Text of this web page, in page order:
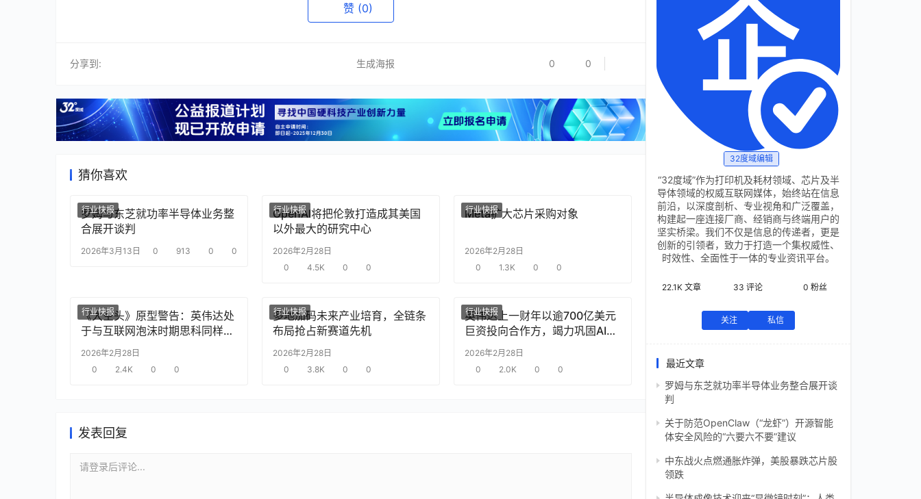
赞 (0)
分享到: 生成海报 0 0
猜你喜欢
行业快报
罗姆与东芝就功率半导体业务整
合展开谈判
2026年3月13日 0 913 0 0
行业快报
OpenAI将把伦敦打造成其美国
以外最大的研究中心
2026年2月28日
0
4.5K 0 0
行业快报
Meta扩大芯片采购对象
2026年2月28日
0
1.3K 0 0
行业快报
《大空头》原型警告：英伟达处
于与互联网泡沫时期思科同样的
“危险境地”
2026年2月28日
0
2.4K 0 0
行业快报
多地加码未来产业培育，全链条
布局抢占新赛道先机
2026年2月28日
0
3.8K 0 0
行业快报
英伟达上一财年以逾700亿美元
巨资投向合作方，竭力巩固AI芯
片需求
2026年2月28日
0
2.0K 0 0
发表回复
请登录后评论...
32度域编辑
“32度域”作为打印机及耗材领域、芯片及半
导体领域的权威互联网媒体，始终站在信息
前沿，以深度剖析、专业视角和广泛覆盖，
构建起一座连接厂商、经销商与终端用户的
坚实桥梁。我们不仅是信息的传递者，更是
创新的引领者，致力于打造一个集权威性、
时效性、全面性于一体的专业资讯平台。
22.1K 文章 33 评论 0 粉丝
关注 私信
最近文章
罗姆与东芝就功率半导体业务整合展开谈
判
关于防范OpenClaw（“龙虾”）开源智能
体安全风险的“六要六不要”建议
中东战火点燃通胀炸弹，美股暴跌芯片股
领跌